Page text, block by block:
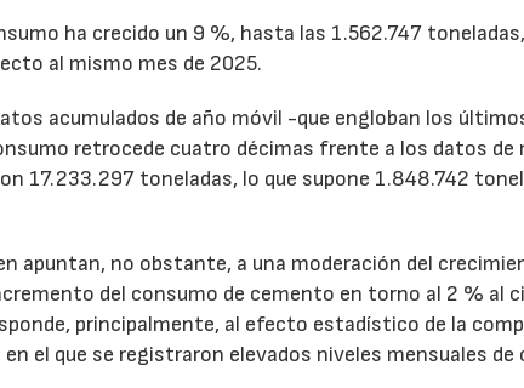
ha crecido un 9 %, hasta las 1.562.747
al mismo mes de 2025.
acumulados de año móvil -que engloban los
retrocede cuatro décimas frente a los datos de
17.233.297 toneladas, lo que supone 1.848.742
apuntan, no obstante, a una moderación del
del consumo de cemento en torno al 2 % al
principalmente, al efecto estadístico de la
el que se registraron elevados niveles mensuales de